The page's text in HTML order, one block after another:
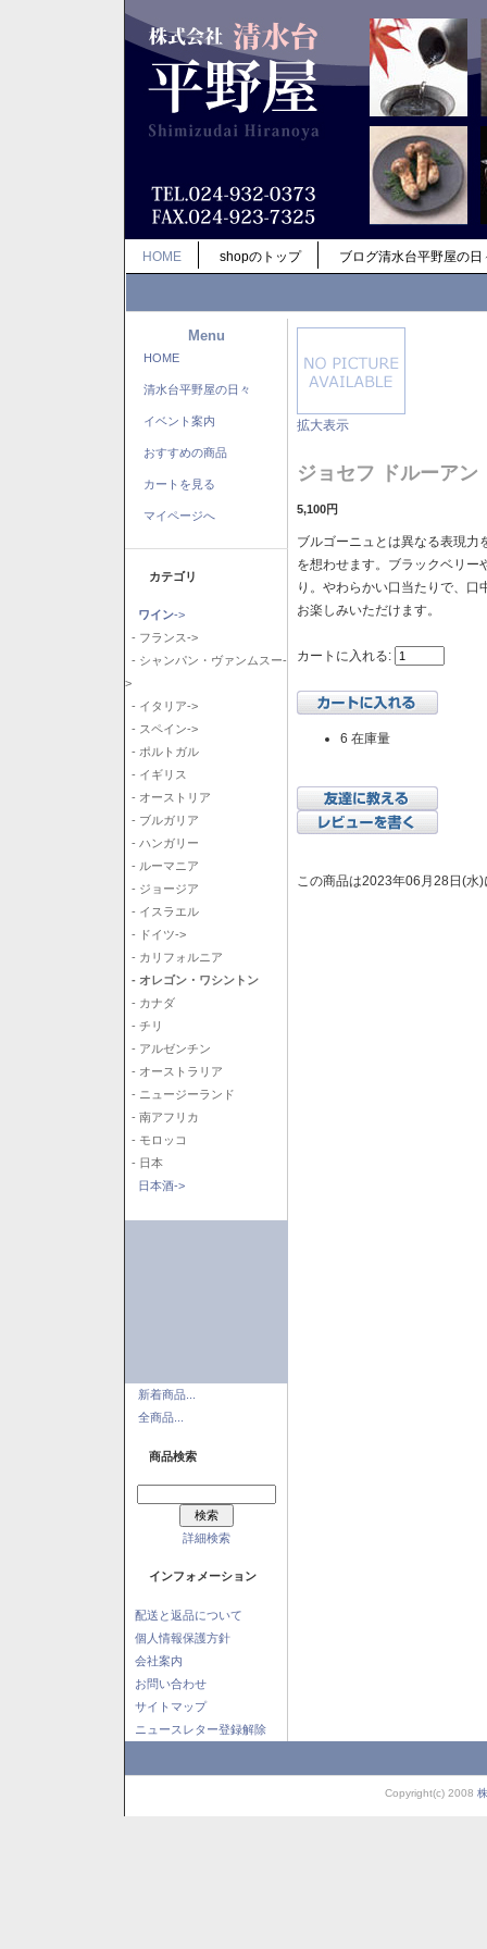
HOME shopのトップ ブログ清水台平野屋の日
Menu
HOME
清水台平野屋の日々
イベント案内
おすすめの商品
カートを見る
マイページへ
カテゴリ
ワイン->
- フランス->
- シャンパン・ヴァンムスー-
>
- イタリア->
- スペイン->
- ポルトガル
- イギリス
- オーストリア
- ブルガリア
- ハンガリー
- ルーマニア
- ジョージア
- イスラエル
- ドイツ->
- カリフォルニア
- オレゴン・ワシントン
- カナダ
- チリ
- アルゼンチン
- オーストラリア
- ニュージーランド
- 南アフリカ
- モロッコ
- 日本
日本酒->
新着商品...
全商品...
商品検索
詳細検索
インフォメーション
配送と返品について
個人情報保護方針
会社案内
お問い合わせ
サイトマップ
ニュースレター登録解除
拡大表示
ジョセフ ドルーア
5,100円
ブルゴーニュとは異なる表現力
を想わせます。ブラックベリー
り。やわらかい口当たりで、
お楽しみいただけます。
カートに入れる:
6 在庫量
この商品は2023年06月28日(水
Copyright(c) 2008